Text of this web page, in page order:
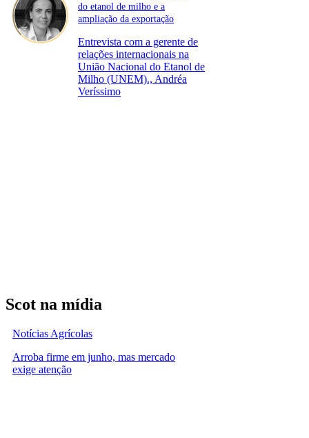
do etanol de milho e a
ampliação da exportação
Entrevista com a gerente de
relações internacionais na
União Nacional do Etanol de
Milho (UNEM)., Andréa
Veríssimo
Scot na mídia
Notícias Agrícolas
Arroba firme em junho, mas mercado
exige atenção